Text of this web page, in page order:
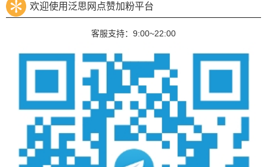
欢迎使用泛思网点赞加粉平台
客服支持：9:00~22:00